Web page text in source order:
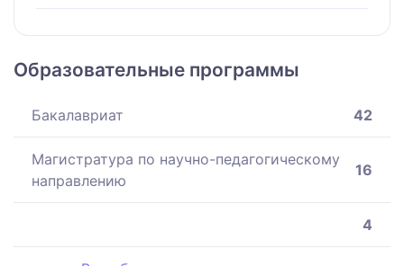
Образовательные программы
Бакалавриат 42
Магистратура по научно-педагогическому
направлению
16
4